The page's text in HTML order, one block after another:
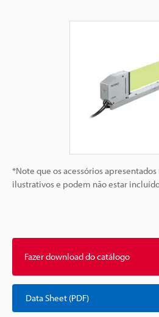
*Note que os acessórios
ilustrativos e podem não estar
Fazer download do catálogo
Data Sheet (PDF)